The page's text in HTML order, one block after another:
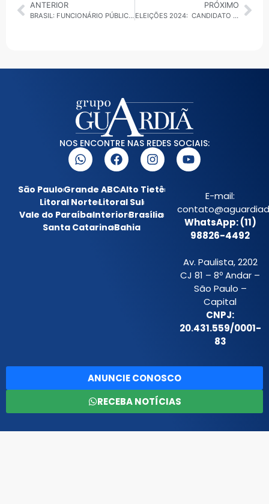
ANTERIOR
BRASIL: FUNCIONÁRIO PÚBLICO CONDENADO POR ESTUPRO OBTÉM FICHA LIMPA E SE TORNA SUPLENTE DE VEREADOR
PRÓXIMO
ELEIÇÕES 2024: CANDIDATO APOIADO POR PABLO MARÇAL EM BARUERI E PRISÃO DE SUSPEITO DE ATACAR O PREFEITO DE TABOÃO
NOS ENCONTRE NAS REDES SOCIAIS:
São PauloGrande ABCAlto Tietê
Litoral NorteLitoral Sul
Vale do ParaíbaInteriorBrasília
Santa CatarinaBahia
E-mail:
WhatsApp: (11)
98826-4492
Av. Paulista, 2202
CJ 81 – 8º Andar –
São Paulo –
Capital
CNPJ:
20.431.559/0001-
83
ANUNCIE CONOSCO
RECEBA NOTÍCIAS